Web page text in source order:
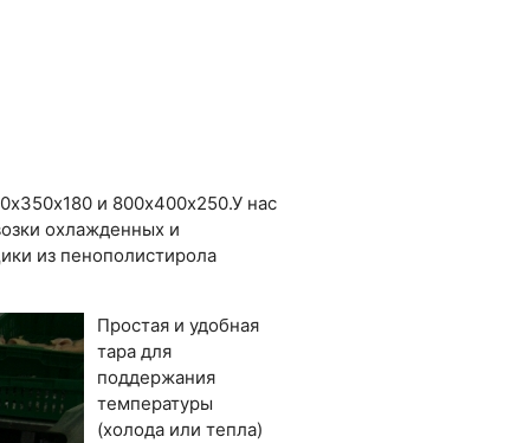
и 800х400х250.У нас
охлажденных и
из пенополистирола
Простая и удобная
тара для
поддержания
температуры
(холода или тепла)